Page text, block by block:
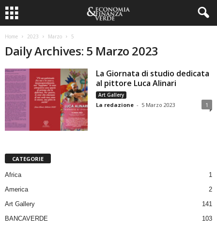
Home 2023 Marzo 5
Daily Archives: 5 Marzo 2023
La Giornata di studio dedicata
al pittore Luca Alinari
Art Gallery
La redazione - 5 Marzo 2023 1
CATEGORIE
Africa
1
America
2
Art Gallery
141
BANCAVERDE
103